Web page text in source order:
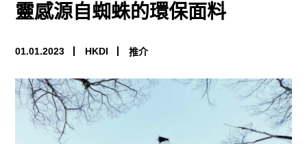
靈感源自蜘蛛的環保面料
01.01.2023 HKDI 推介